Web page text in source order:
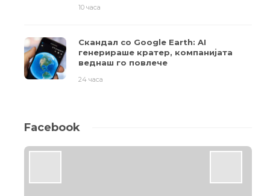
10 часа
Скандал со Google Earth: AI
генерираше кратер, компанијата
веднаш го повлече
24 часа
Facebook